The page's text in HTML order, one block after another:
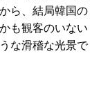
ら、結局韓国の
も観客のいない
な滑稽な光景で